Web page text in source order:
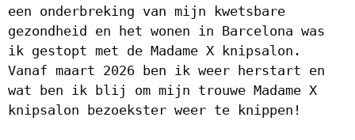
een onderbreking van mijn kwetsbare
gezondheid en het wonen in Barcelona was
ik gestopt met de Madame X knipsalon.
Vanaf maart 2026 ben ik weer herstart en
wat ben ik blij om mijn trouwe Madame X
knipsalon bezoekster weer te knippen!